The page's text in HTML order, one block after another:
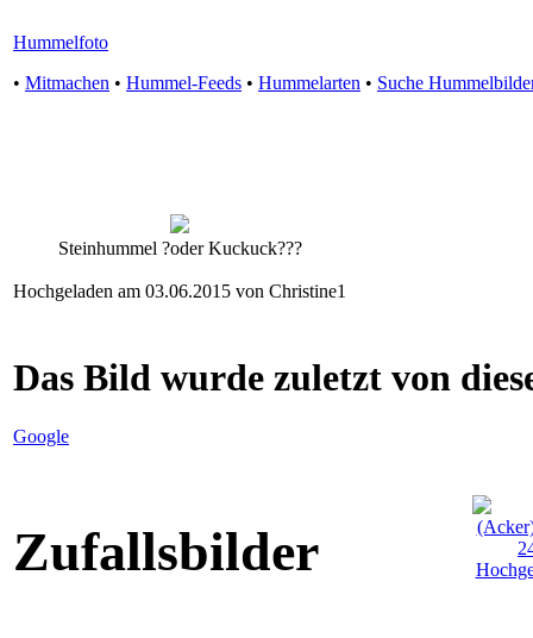
Hummelfoto
• Mitmachen • Hummel-Feeds • Hummelarten • Suche
Steinhummel ?oder Kuckuck???
Hochgeladen am 03.06.2015 von Christine1
Das Bild wurde zuletzt von
Google
Zufallsbilder